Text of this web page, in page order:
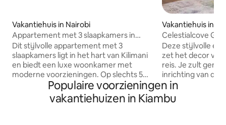
Vakantiehuis in Nairobi
Appartement met 3 slaapkamers in
Nairobi - Kilimani/Hurligham/Yaya
Dit stijlvolle appartement met 3
slaapkamers ligt in het hart van Kilimani
en biedt een luxe woonkamer met
moderne voorzieningen. Op slechts 5
minuten lopen van Yaya Center en
tegenover Four Point Sheraton is het
ook slechts 10 minuten rijden naar CBD.
Vakantiehuis in
Celestialcove
Nairobi +
Deze stijlvolle en
zet het decor
reis. Je zult
inrichting van
accommodatie.
modern met
bed, stijlvolle
Populaire voorzieningen in
vakantiehuizen in Kiambu